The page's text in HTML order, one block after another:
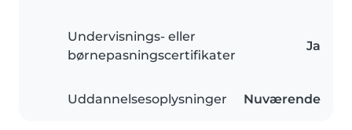
Undervisnings- eller
børnepasningscertifikater
Ja
Uddannelsesoplysninger Nuværende